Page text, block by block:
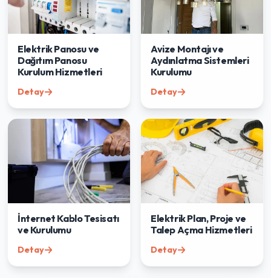
Elektrik Panosu ve
Dağıtım Panosu
Kurulum Hizmetleri
Detay
Avize Montajı ve
Aydınlatma Sistemleri
Kurulumu
Detay
İnternet Kablo Tesisatı
ve Kurulumu
Detay
Elektrik Plan, Proje ve
Talep Açma Hizmetleri
Detay